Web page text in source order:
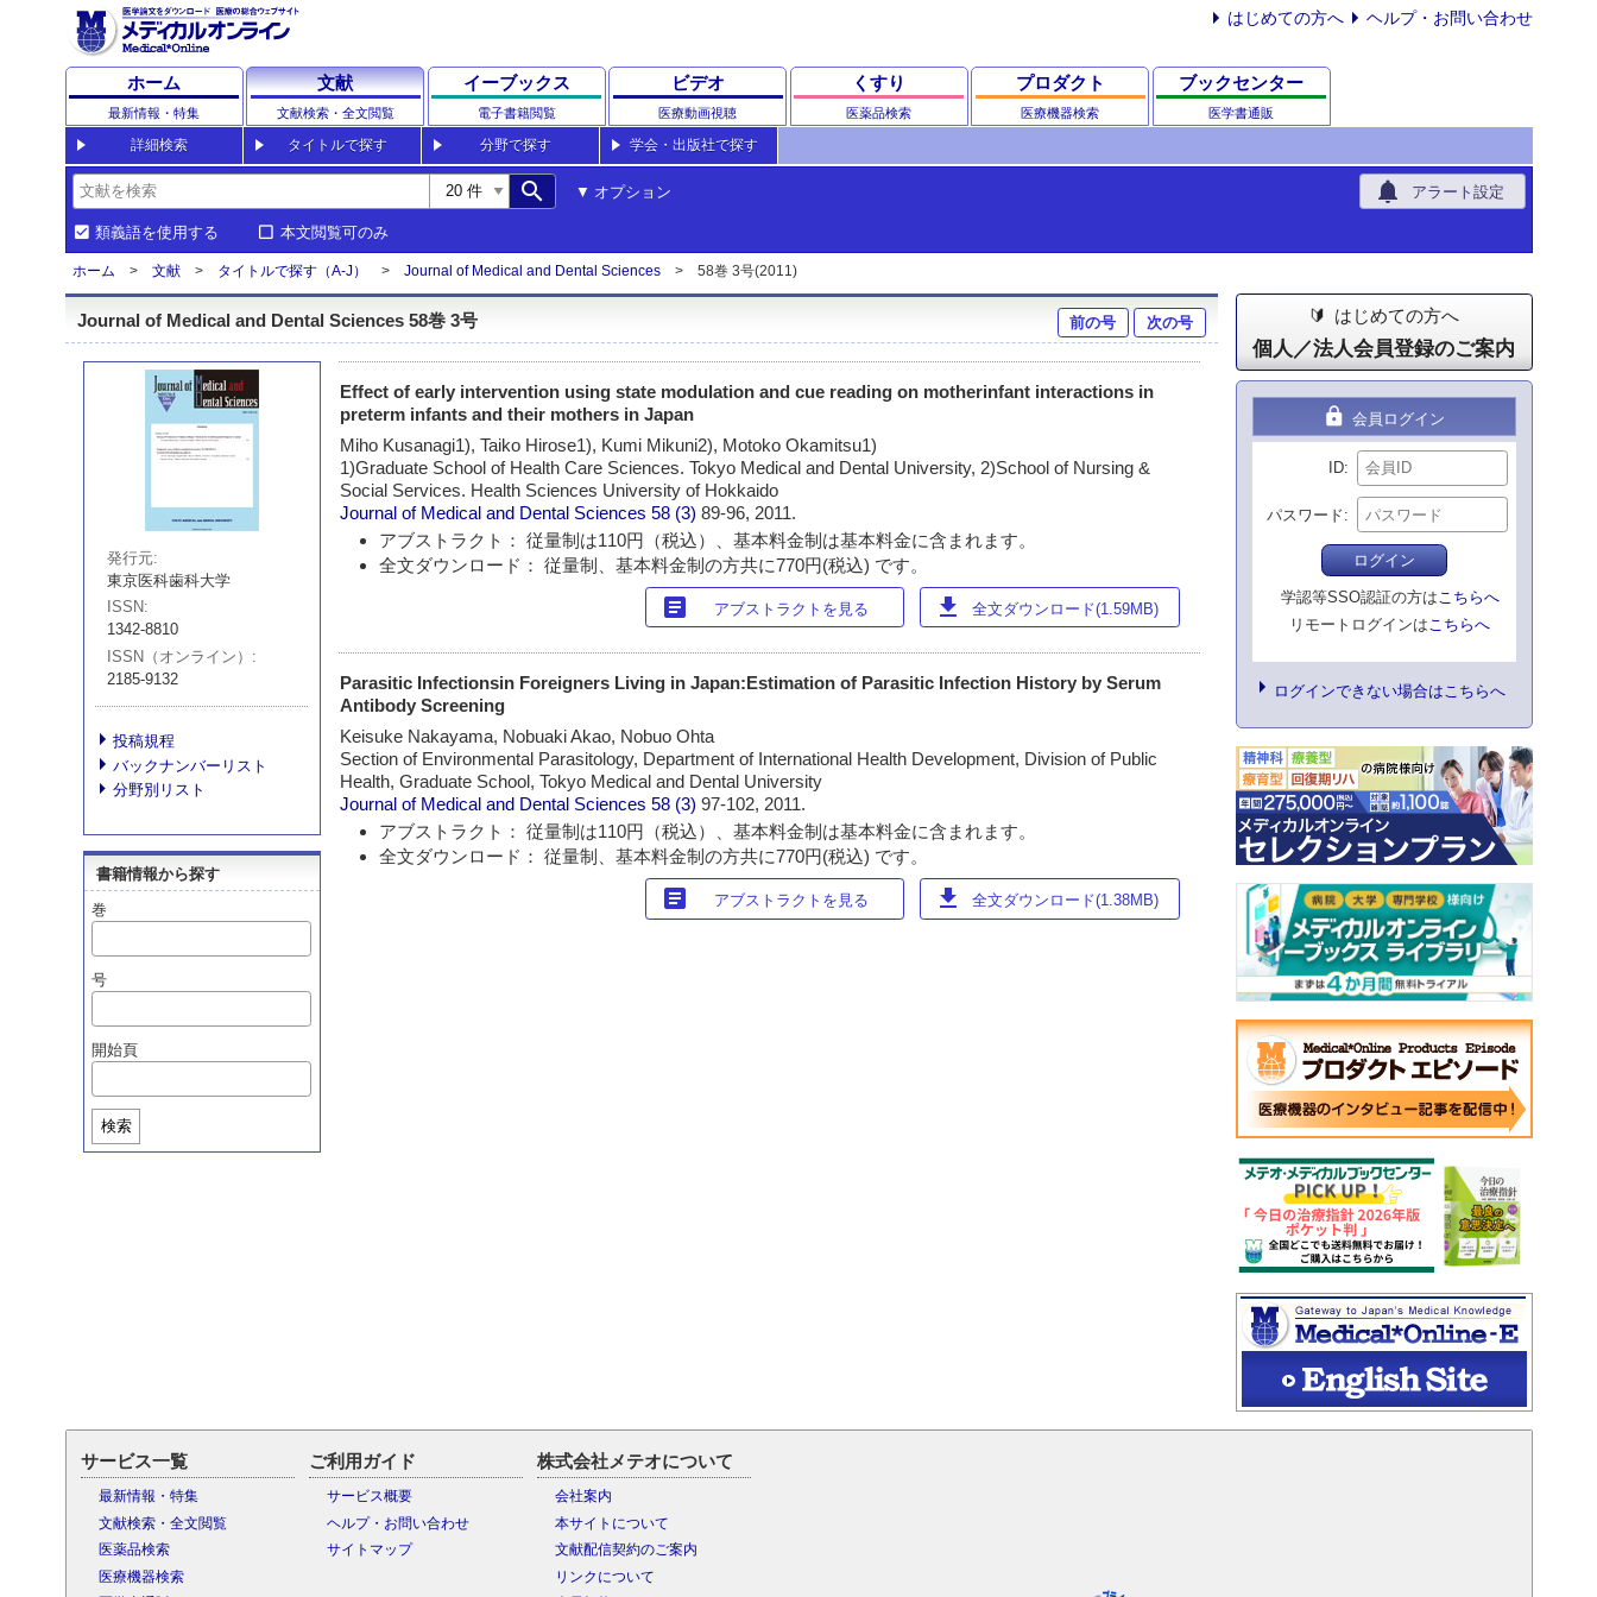
はじめての方へ ヘルプ・お問い合わせ
ホーム
最新情報・特集
文献
文献検索・全文閲覧
イーブックス
電子書籍閲覧
ビデオ
医療動画視聴
くすり
医薬品検索
プロダクト
医療機器検索
ブックセンター
医学書通販
詳細検索 タイトルで探す 分野で探す 学会・出版社で探す
search オプション notifications アラート設定
類義語を使用する 本文閲覧可のみ
ホーム 文献 タイトルで探す（A-J） Journal of Medical and Dental Sciences 58巻 3号(2011)
Journal of Medical and Dental Sciences 58巻 3号 前の号 次の号
発行元
東京医科歯科大学
ISSN
1342-8810
ISSN（オンライン）
2185-9132
投稿規程
バックナンバーリスト
分野別リスト
書籍情報から探す
巻
号
開始頁
検索
Effect of early intervention using state modulation and cue reading on motherinfant interactions in
preterm infants and their mothers in Japan
Miho Kusanagi1), Taiko Hirose1), Kumi Mikuni2), Motoko Okamitsu1)
1)Graduate School of Health Care Sciences. Tokyo Medical and Dental University, 2)School of Nursing &
Social Services. Health Sciences University of Hokkaido
Journal of Medical and Dental Sciences 58 (3)89-96, 2011.
アブストラクト： 従量制は110円（税込）、基本料金制は基本料金に含まれます。
全文ダウンロード： 従量制、基本料金制の方共に770円(税込) です。
article アブストラクトを見る download 全文ダウンロード(1.59MB)
Parasitic Infectionsin Foreigners Living in Japan:Estimation of Parasitic Infection History by Serum
Antibody Screening
Keisuke Nakayama, Nobuaki Akao, Nobuo Ohta
Section of Environmental Parasitology, Department of International Health Development, Division of Public
Health, Graduate School, Tokyo Medical and Dental University
Journal of Medical and Dental Sciences 58 (3)97-102, 2011.
アブストラクト： 従量制は110円（税込）、基本料金制は基本料金に含まれます。
全文ダウンロード： 従量制、基本料金制の方共に770円(税込) です。
article アブストラクトを見る download 全文ダウンロード(1.38MB)
はじめての方へ
個人／法人会員登録のご案内
lock 会員ログイン
ID
パスワード
ログイン
学認等SSO認証の方はこちらへ
リモートログインはこちらへ
ログインできない場合はこちらへ
サービス一覧
最新情報・特集
文献検索・全文閲覧
医薬品検索
医療機器検索
ご利用ガイド
サービス概要
ヘルプ・お問い合わせ
サイトマップ
株式会社メテオについて
会社案内
本サイトについて
文献配信契約のご案内
リンクについて